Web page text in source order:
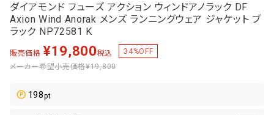
ダイアモンド フューズ アクション ウィンドアノラック DF
Axion Wind Anorak メンズ ランニングウェア ジャケット ブ
ラック NP72581 K
販売価格 ¥19,800税込 34%OFF
メーカー希望小売価格¥19,800
198